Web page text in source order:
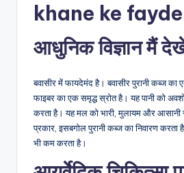
khane ke fayde
आधुनिक विज्ञान मैं
बवासीर में फायदेमंद है। बवासीर पुरानी कब्ज का
फाइबर का एक समृद्ध स्रोत है। यह पानी को
करता है। यह मल को भारी, मुलायम और
प्रकार, इसबगोल पुरानी कब्ज का निवारण करता
भी कम करता है।